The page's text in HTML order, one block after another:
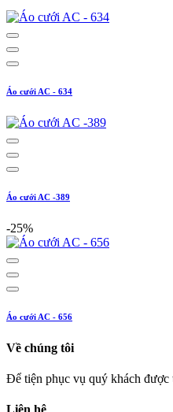
Áo cưới AC - 634
Áo cưới AC -389
-25%
Áo cưới AC - 656
Về chúng tôi
Để tiện phục vụ quý khách